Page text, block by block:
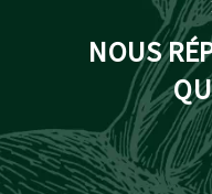
NOUS